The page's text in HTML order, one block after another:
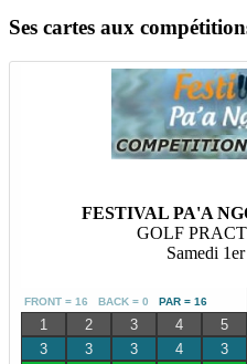
Ses cartes aux
FESTIVAL PA'A
GOLF
Samedi
FRONT = 16 BACK = 0 PAR = 16
1 2 3 4 5
3
3 3 4 3